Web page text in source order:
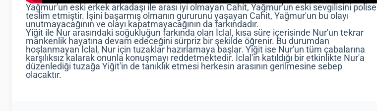
Yağmur'un eski erkek arkadaşı ile arası iyi olmayan Cahit, Yağmur'un eski sevgilisini polise
teslim etmiştir. İşini başarmış olmanın gururunu yaşayan Cahit, Yağmur'un bu olayı
unutmayacağının ve olayı kapatmayacağının da farkındadır.
Yiğit ile Nur arasındaki soğukluğun farkında olan İclal, kısa süre içerisinde Nur'un tekrar
mankenlik hayatına devam edeceğini sürpriz bir şekilde öğrenir. Bu durumdan
hoşlanmayan İclal, Nur için tuzaklar hazırlamaya başlar. Yiğit ise Nur'un tüm çabalarına
karşılıksız kalarak onunla konuşmayı reddetmektedir. İclal'in katıldığı bir etkinlikte Nur'a
düzenlediği tuzağa Yiğit'in de tanıklık etmesi herkesin arasının gerilmesine sebep
olacaktır.